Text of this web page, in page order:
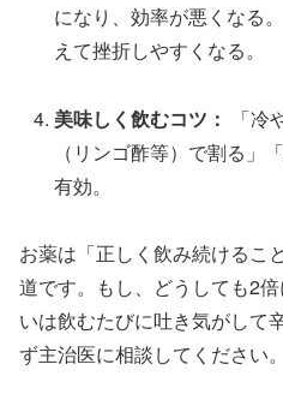
になり、効率が悪くなる
えて挫折しやすくなる。
美味しく飲むコツ：
「冷
（リンゴ酢等）で割る」
有効。
お薬は「正しく飲み続けるこ
道です。もし、どうしても2
いは飲むたびに吐き気がして
ず主治医に相談してください。